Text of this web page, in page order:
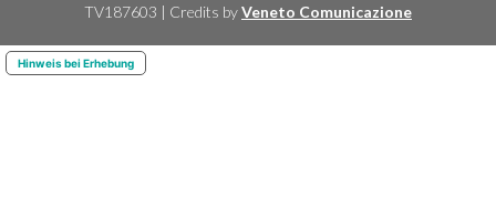
TV187603 | Credits byVeneto Comunicazione
Hinweis bei Erhebung